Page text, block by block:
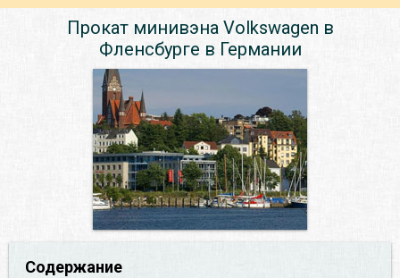
Прокат минивэна Volkswagen в
Фленсбурге в Германии
Содержание